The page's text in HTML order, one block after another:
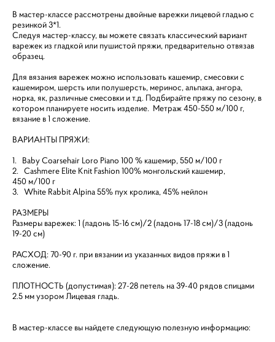
В мастер-классе рассмотрены двойные варежки лицевой гладью с
резинкой 3*1.
Следуя мастер-классу, вы можете связать классический вариант
варежек из гладкой или пушистой пряжи, предварительно отвязав
образец.
Для вязания варежек можно использовать кашемир, смесовки с
кашемиром, шерсть или полушерсть, меринос, альпака, ангора,
норка, як, различные смесовки и т.д. Подбирайте пряжу по сезону, в
котором планируете носить изделие. Метраж 450-550 м/100 г,
вязание в 1 сложение.
ВАРИАНТЫ ПРЯЖИ:
1. Baby Coarsehair Loro Piano 100 % кашемир, 550 м/100 г
2. Cashmere Elite Knit Fashion 100% монгольский кашемир,
450 м/100 г
3. White Rabbit Alpina 55% пух кролика, 45% нейлон
РАЗМЕРЫ
Размеры варежек: 1 (ладонь 15-16 см)/2 (ладонь 17-18 см)/3 (ладонь
19-20 см)
РАСХОД: 70-90 г. при вязании из указанных видов пряжи в 1
сложение.
ПЛОТНОСТЬ (допустимая): 27-28 петель на 39-40 рядов спицами
2.5 мм узором Лицевая гладь.
В мастер-классе вы найдете следующую полезную информацию: